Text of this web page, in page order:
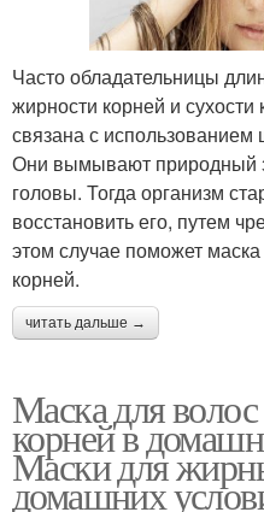
Часто обладательницы
жирности корней и
связана с
Они вымывают природный
головы. Тогда организм
восстановить его, путем
этом случае поможет
корней.
читать дальше →
Маска для
корней в
Маски для
домашних